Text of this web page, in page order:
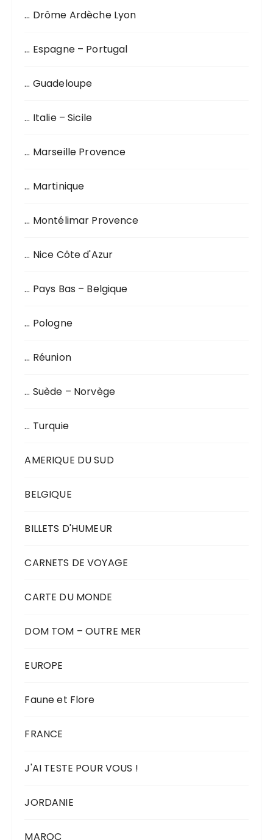
… Drôme Ardèche Lyon
… Espagne – Portugal
… Guadeloupe
… Italie – Sicile
… Marseille Provence
… Martinique
… Montélimar Provence
… Nice Côte d'Azur
… Pays Bas – Belgique
… Pologne
… Réunion
… Suède – Norvège
… Turquie
AMERIQUE DU SUD
BELGIQUE
BILLETS D'HUMEUR
CARNETS DE VOYAGE
CARTE DU MONDE
DOM TOM – OUTRE MER
EUROPE
Faune et Flore
FRANCE
J'AI TESTE POUR VOUS !
JORDANIE
MAROC